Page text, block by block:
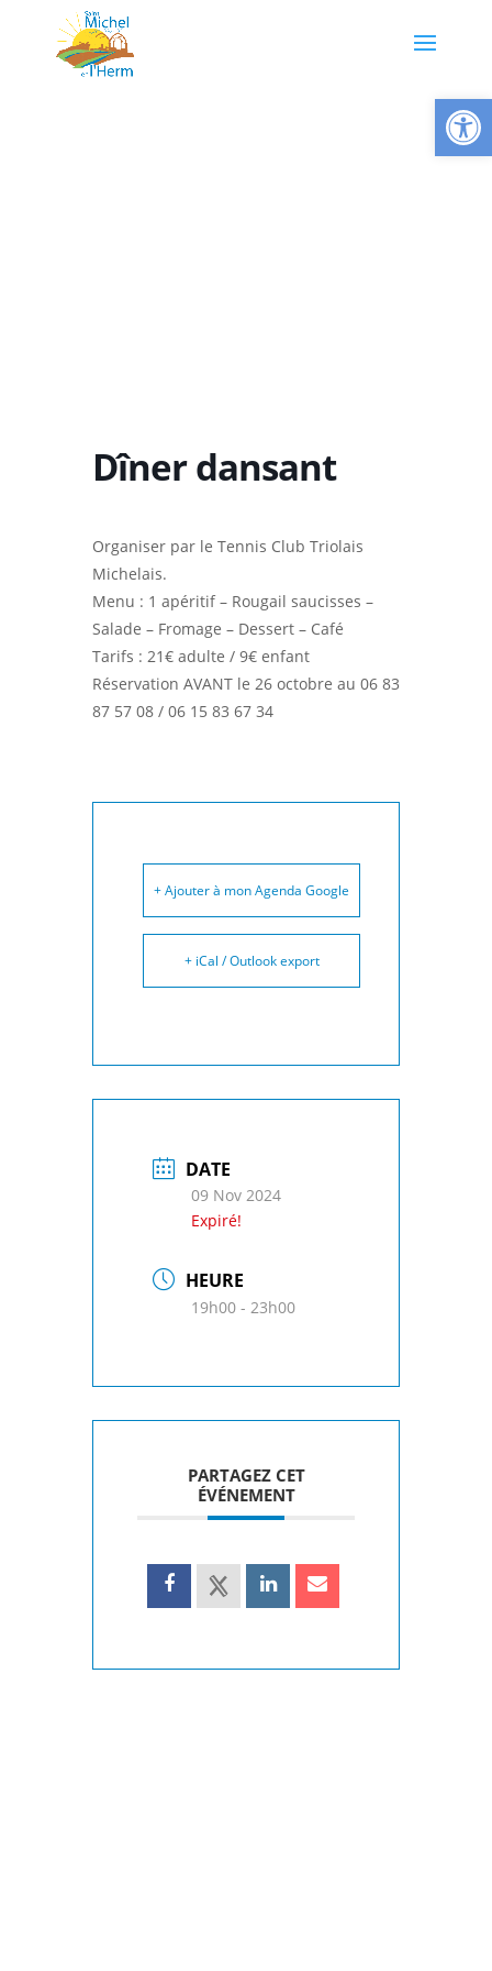
Dîner dansant
Organiser par le Tennis Club Triolais
Michelais.
Menu : 1 apéritif – Rougail saucisses –
Salade – Fromage – Dessert – Café
Tarifs : 21€ adulte / 9€ enfant
Réservation AVANT le 26 octobre au 06 83
87 57 08 / 06 15 83 67 34
+ Ajouter à mon Agenda Google
+ iCal / Outlook export
DATE
09 Nov 2024
Expiré!
HEURE
19h00 - 23h00
PARTAGEZ CET
ÉVÉNEMENT
Ouvrir